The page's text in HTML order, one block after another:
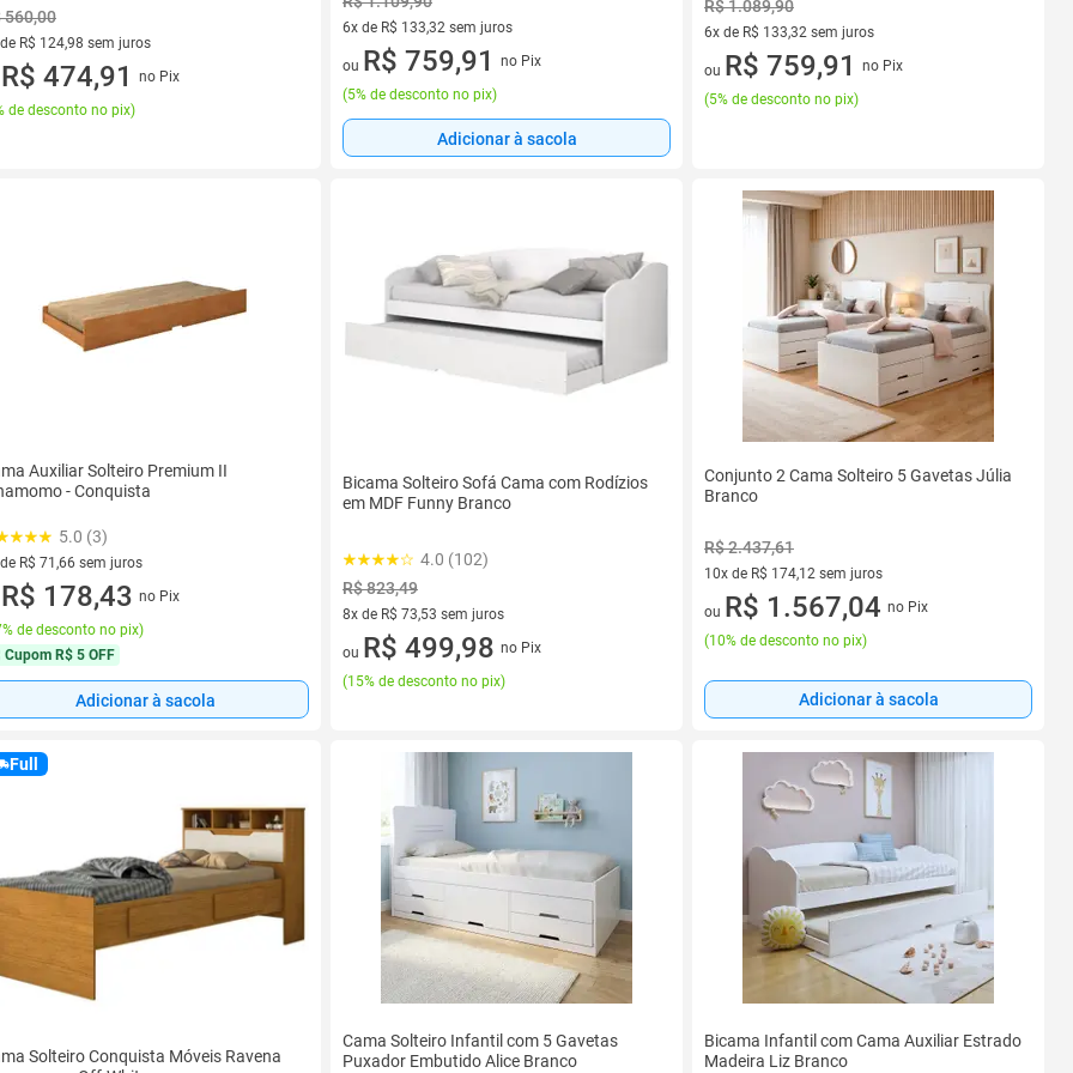
560,00
R$ 124,98 sem juros
de R$ 124,98 sem juros
R$ 474,91
no Pix
de desconto no pix)
6x de R$ 133,32 sem juros
6 vez de R$ 133,32 sem juros
ou R$ 759,91
no Pix
(5% de desconto no pix)
Adicionar à sacola
R$ 1.089,90
6x de R$ 133,32 sem juros
6 vez de R$ 133,32 sem juros
ou R$ 759,91
no Pix
(5% de desconto no pix)
Auxiliar Solteiro Premium II
- Conquista
5.0 (3)
R$ 71,66 sem juros
de R$ 71,66 sem juros
R$ 178,43 no Pix
de desconto no pix)
Cupom R$ 5 OFF
Adicionar à sacola
Bicama Solteiro Sofá Cama com Rodízios
em MDF Funny Branco
4.0 (102)
R$ 823,49
8x de R$ 73,53 sem juros
8 vez de R$ 73,53 sem juros
ou R$ 499,98 no Pix
(15% de desconto no pix)
Conjunto 2 Cama Solteiro 5 Gavetas Júlia
Branco
R$ 2.437,61
10x de R$ 174,12 sem juros
10 vez de R$ 174,12 sem juros
ou R$ 1.567,04 no Pix
(10% de desconto no pix)
Adicionar à sacola
Full
Solteiro Conquista Móveis Ravena
Cama Solteiro Infantil com 5 Gavetas
Puxador Embutido Alice Branco
Bicama Infantil com Cama Auxiliar Estrado
Madeira Liz Branco